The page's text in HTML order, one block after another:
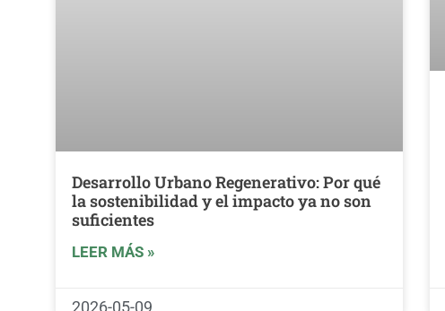
Desarrollo Urbano Regenerativo: Por qué
la sostenibilidad y el impacto ya no son
suficientes
LEER MÁS »